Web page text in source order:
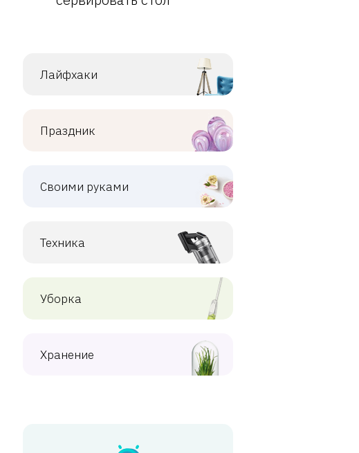
Лайфхаки
Праздник
Своими руками
Техника
Уборка
Хранение